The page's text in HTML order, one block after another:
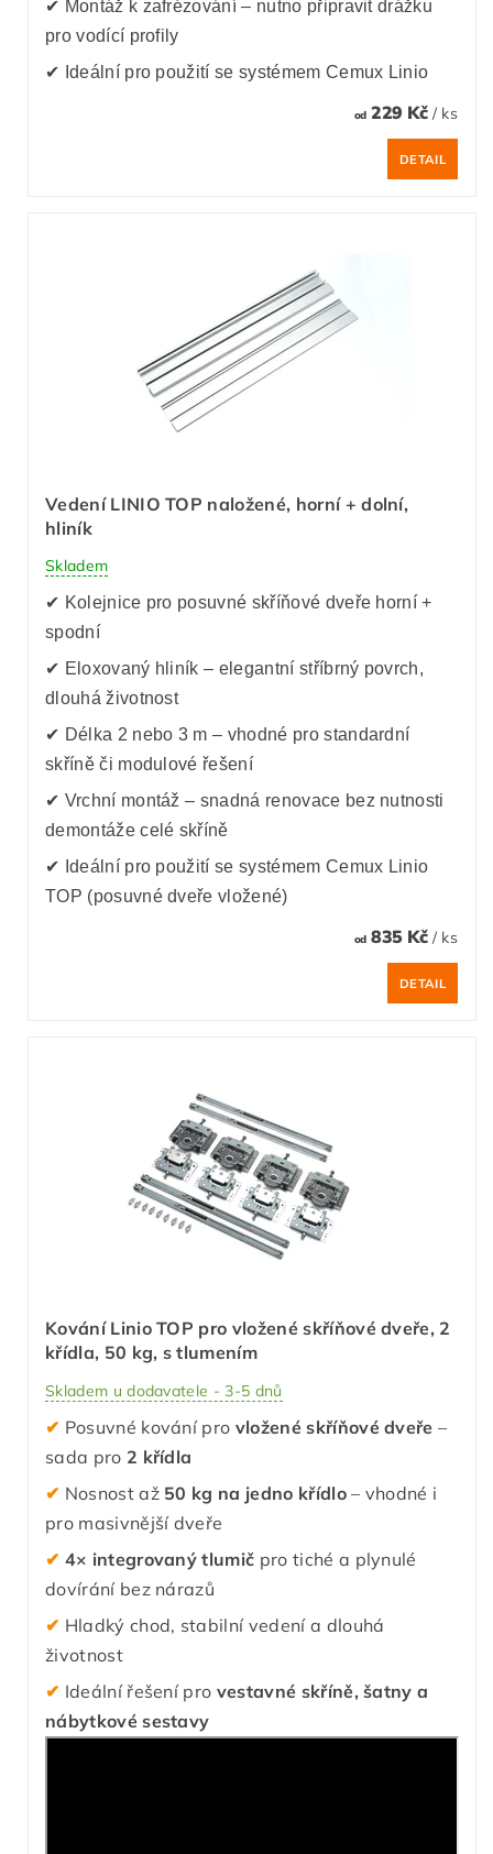
✔ Montáž k zafrézování – nutno připravit drážku
pro vodící profily
✔ Ideální pro použití se systémem Cemux Linio
od229 Kč / ks
DETAIL
Vedení LINIO TOP naložené, horní + dolní,
hliník
Skladem
✔ Kolejnice pro posuvné skříňové dveře horní +
spodní
✔ Eloxovaný hliník – elegantní stříbrný povrch,
dlouhá životnost
✔ Délka 2 nebo 3 m – vhodné pro standardní
skříně či modulové řešení
✔ Vrchní montáž – snadná renovace bez nutnosti
demontáže celé skříně
✔ Ideální pro použití se systémem Cemux Linio
TOP (posuvné dveře vložené)
od835 Kč / ks
DETAIL
Kování Linio TOP pro vložené skříňové dveře, 2
křídla, 50 kg, s tlumením
Skladem u dodavatele - 3-5 dnů
✔ Posuvné kování pro vložené skříňové dveře –
sada pro 2 křídla
✔ Nosnost až 50 kg na jedno křídlo– vhodné i
pro masivnější dveře
✔ 4× integrovaný tlumič pro tiché a plynulé
dovírání bez nárazů
✔ Hladký chod, stabilní vedení a dlouhá
životnost
✔ Ideální řešení pro vestavné skříně, šatny a
nábytkové sestavy